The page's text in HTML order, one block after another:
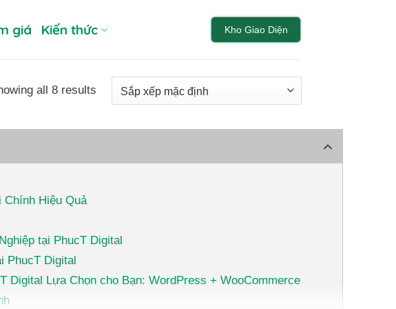
giá Kiến thức Kho Giao Diện
all 8 results
Chính Hiệu Quả
tại PhucT Digital
PhucT Digital
Digital Lựa Chọn cho Bạn: WordPress + WooCommerce